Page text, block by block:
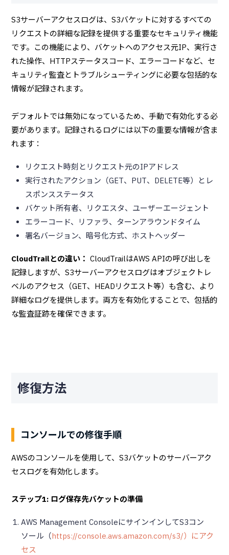
S3サーバーアクセスログは、S3バケットに対するすべての
リクエストの詳細な記録を提供する重要なセキュリティ機能
です。この機能により、バケットへのアクセス元IP、実行さ
れた操作、HTTPステータスコード、エラーコードなど、セ
キュリティ監査とトラブルシューティングに必要な包括的な
情報が記録されます。
デフォルトでは無効になっているため、手動で有効化する必
要があります。記録されるログには以下の重要な情報が含ま
れます：
リクエスト時刻とリクエスト元のIPアドレス
実行されたアクション（GET、PUT、DELETE等）とレ
スポンスステータス
バケット所有者、リクエスタ、ユーザーエージェント
エラーコード、リファラ、ターンアラウンドタイム
署名バージョン、暗号化方式、ホストヘッダー
CloudTrailとの違い： CloudTrailはAWS APIの呼び出しを
記録しますが、S3サーバーアクセスログはオブジェクトレ
ベルのアクセス（GET、HEADリクエスト等）も含む、より
詳細なログを提供します。両方を有効化することで、包括的
な監査証跡を確保できます。
修復方法
コンソールでの修復手順
AWSのコンソールを使用して、S3バケットのサーバーアク
セスログを有効化します。
ステップ1: ログ保存先バケットの準備
AWS Management ConsoleにサインインしてS3コン
ソール（https://console.aws.amazon.com/s3/）にアク
セス